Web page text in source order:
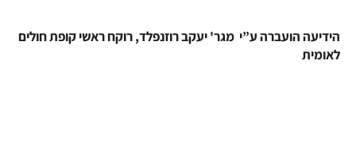
הידיעה הועברה ע”י מגר' יעקב רוזנפלד, רוקח ראשי קופת חולים
לאומית